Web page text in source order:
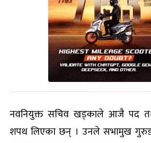
नवनियुक्त सचिव खड्काले आजै पद
शपथ लिएका छन् । उनले सभामुख